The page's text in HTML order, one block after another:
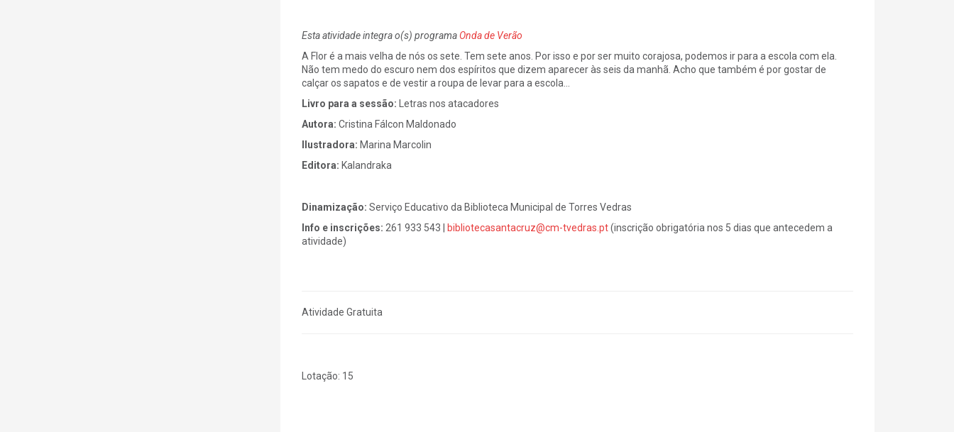
Esta atividade integra o(s) programa Onda de Verão
A Flor é a mais velha de nós os sete. Tem sete anos. Por isso e por ser muito corajosa, podemos ir para a escola com ela.
Não tem medo do escuro nem dos espíritos que dizem aparecer às seis da manhã. Acho que também é por gostar de
calçar os sapatos e de vestir a roupa de levar para a escola...
Livro para a sessão: Letras nos atacadores
Autora: Cristina Fálcon Maldonado
Ilustradora: Marina Marcolin
Editora: Kalandraka
Dinamização: Serviço Educativo da Biblioteca Municipal de Torres Vedras
Info e inscrições: 261 933 543 | bibliotecasantacruz@cm-tvedras.pt(inscrição obrigatória nos 5 dias que antecedem a
atividade)
Atividade Gratuita
Lotação: 15